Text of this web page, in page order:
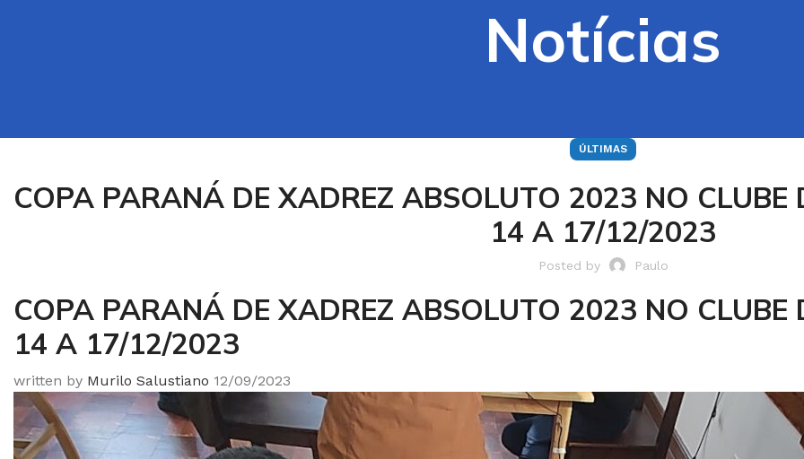
Notícias
ÚLTIMAS
COPA PARANÁ DE XADREZ ABSOLUTO 2023 NO CLUBE
14 A 17/12/2023
Posted by Paulo
COPA PARANÁ DE XADREZ ABSOLUTO 2023 NO CLUBE
14 A 17/12/2023
written by Murilo Salustiano 12/09/2023